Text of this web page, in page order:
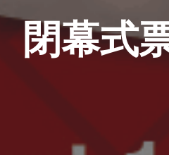
閉幕式